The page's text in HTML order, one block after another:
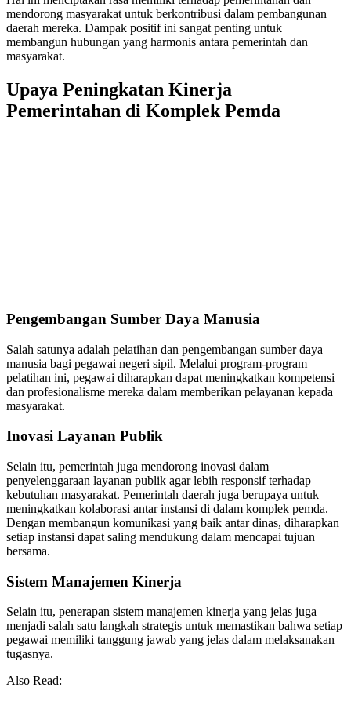
mendorong masyarakat untuk berkontribusi dalam pembangunan
daerah mereka. Dampak positif ini sangat penting untuk
membangun hubungan yang harmonis antara pemerintah dan
masyarakat.
Upaya Peningkatan Kinerja
Pemerintahan di Komplek Pemda
Pengembangan Sumber Daya Manusia
Salah satunya adalah pelatihan dan pengembangan sumber daya
manusia bagi pegawai negeri sipil. Melalui program-program
pelatihan ini, pegawai diharapkan dapat meningkatkan kompetensi
dan profesionalisme mereka dalam memberikan pelayanan kepada
masyarakat.
Inovasi Layanan Publik
Selain itu, pemerintah juga mendorong inovasi dalam
penyelenggaraan layanan publik agar lebih responsif terhadap
kebutuhan masyarakat. Pemerintah daerah juga berupaya untuk
meningkatkan kolaborasi antar instansi di dalam komplek pemda.
Dengan membangun komunikasi yang baik antar dinas, diharapkan
setiap instansi dapat saling mendukung dalam mencapai tujuan
bersama.
Sistem Manajemen Kinerja
Selain itu, penerapan sistem manajemen kinerja yang jelas juga
menjadi salah satu langkah strategis untuk memastikan bahwa setiap
pegawai memiliki tanggung jawab yang jelas dalam melaksanakan
tugasnya.
Also Read: